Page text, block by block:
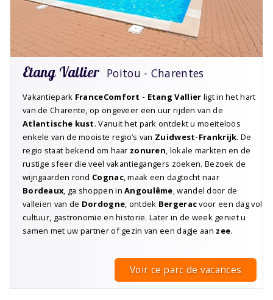
Etang Vallier Poitou - Charentes
Vakantiepark FranceComfort - Etang Vallier ligt in het hart
van de Charente, op ongeveer een uur rijden van de
Atlantische kust. Vanuit het park ontdekt u moeiteloos
enkele van de mooiste regio’s van Zuidwest-Frankrijk. De
regio staat bekend om haar zonuren, lokale markten en de
rustige sfeer die veel vakantiegangers zoeken. Bezoek de
wijngaarden rond Cognac, maak een dagtocht naar
Bordeaux, ga shoppen inAngoulême, wandel door de
valleien van de Dordogne, ontdek Bergeracvoor een dag vol
cultuur, gastronomie en historie. Later in de week geniet u
samen met uw partner of gezin van een dagje aan zee.
Voir ce parc de vacances